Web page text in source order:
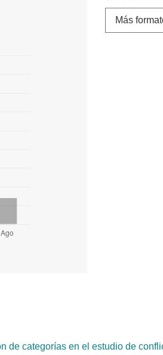
Más
de categorías en el estudio de